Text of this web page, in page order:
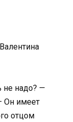
не надо? —
Он имеет
отцом